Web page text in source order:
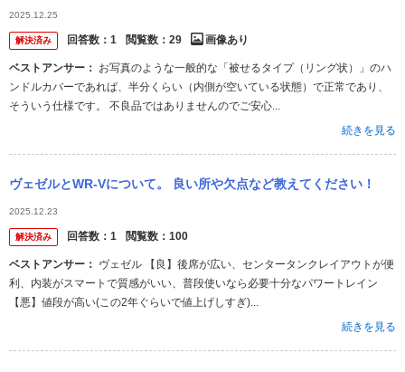
2025.12.25
解決済み 回答数： 1 閲覧数： 29 画像あり
ベストアンサー：
ンドルカバーであれば、半分くらい（内側が空いている状態）で正常であり、
そういう仕様です。 不良品ではありませんのでご安心...
続きを見る
ヴェゼルとWR-Vについて。 良い所や欠点など教えてください！
2025.12.23
解決済み 回答数： 1 閲覧数： 100
ベストアンサー：
利、内装がスマートで質感がいい、普段使いなら必要十分なパワートレイン
【悪】値段が高い(この2年ぐらいで値上げしすぎ)...
続きを見る